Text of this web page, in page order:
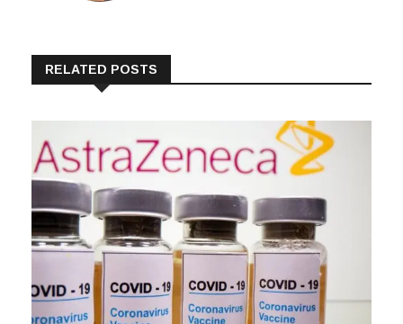
RELATED POSTS